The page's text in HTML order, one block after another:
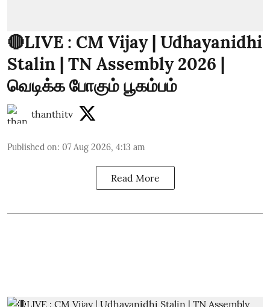
🔴LIVE : CM Vijay | Udhayanidhi
Stalin | TN Assembly 2026 |
வெடிக்க போகும் பூகம்பம்
thanthitv
Published on: 07 Aug 2026, 4:13 am
Read More